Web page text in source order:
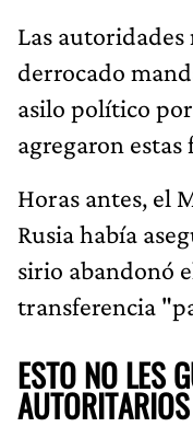
Las autoridades
derrocado
asilo político
agregaron estas
Horas antes, el
Rusia había
sirio abandonó
transferencia
ESTO NO LES
AUTORITARIOS